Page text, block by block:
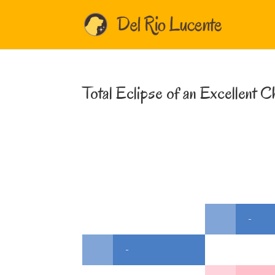
Total Eclipse of an Excellent
-
-